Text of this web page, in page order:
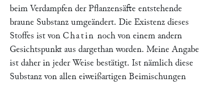
beim Verdampfen der Pflanzensäfte entstehende
braune Substanz umgeändert. Die Existenz dieses
Stoffes ist von Chatin noch von einem andern
Gesichtspunkt aus dargethan worden. Meine Angabe
ist daher in jeder Weise bestätigt. Ist nämlich diese
Substanz von allen eiweißartigen Beimischungen